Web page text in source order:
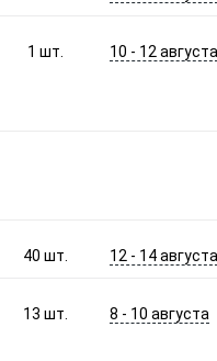
1шт. 10 - 12
40шт. 12 - 14
13шт. 8 - 10 августа